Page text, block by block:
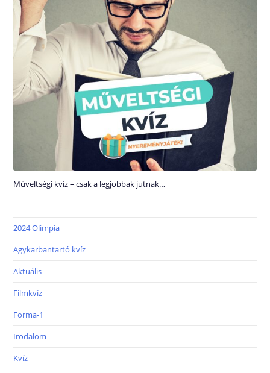
Műveltségi kvíz – csak a legjobbak jutnak…
2024 Olimpia
Agykarbantartó kvíz
Aktuális
Filmkvíz
Forma-1
Irodalom
Kvíz